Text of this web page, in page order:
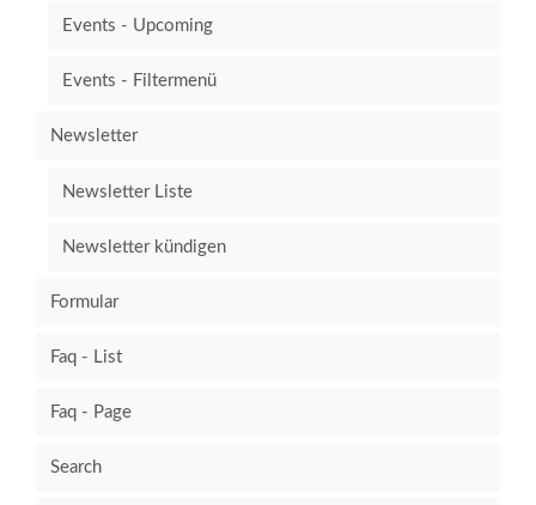
Events - Upcoming
Events - Filtermenü
Newsletter
Newsletter Liste
Newsletter kündigen
Formular
Faq - List
Faq - Page
Search